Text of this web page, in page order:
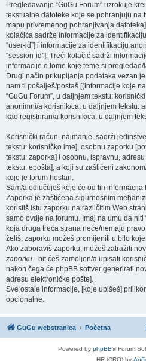
Pregledavanje “GuGu Forum” uzrokuje
tekstualne datoteke koje se pohranjuju na
mapu privremenog pohranjivanja
kolačića sadrže informacije za
“user-id”] i informacije za identifikaciju
“session-id”]. Treći kolačić sadrži
informacije o tome koje teme si pregledao/
Drugi način prikupljanja podataka vezan
nam ti pošalješ/postaš [(informacije koje
“GuGu Forum”, u daljnjem tekstu:
anonimni/a korisnik/ca, u daljnjem tekstu:
kao registriran/a korisnik/ca, u daljnjem
Korisnički račun, najmanje, sadrži
tekstu: korisničko ime], osobnu zaporku
tekstu: zaporka] i osobnu, ispravnu,
tekstu: epošta], a koji su zaštićeni
koje je forum hostan.
Sam/a odlučuješ koje će od tih informacija
Zaporka je zaštićena sigurnosnim
koristiš istu zaporku na različitim Web
samo ovdje na forumu. Imaj na umu da niti
koja druga treća strana neće/nemaju
želiš, zaporku možeš promijeniti u bilo
Ako zaboraviš zaporku, možeš zatražiti
zaporku - bit ćeš zamoljen/a upisati
nakon čega će phpBB softver generirati
adresu elektroničke pošte].
Sve ostale informacije, [koje upišeš]
opcionalne.
GuGu webstranica Početna
Powered by phpBB® Forum
HR (CRO) by